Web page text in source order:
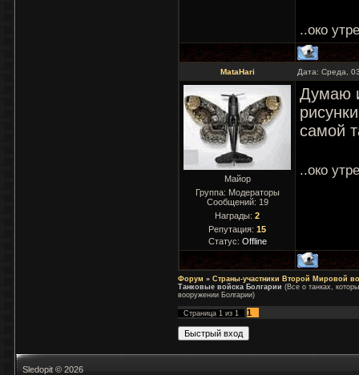
..око
MataHari Дата: Среда,
Майор
Группа: Модераторы
Сообщений: 19
Награды: 2
Репутация: 15
Статус: Offline
Думаю
самой
..око
Форум » Страны-участники Второй Мировой
Танковые войска Болгарии (Все о танках,
вооружении Болгарии)
Страница 1 из 1 1
Sledopit © 2026